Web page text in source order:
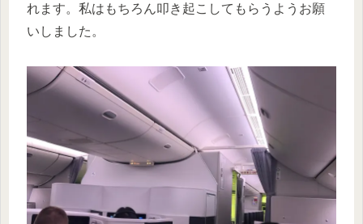
れます。私はもちろん叩き起こしてもらうようお願
いしました。